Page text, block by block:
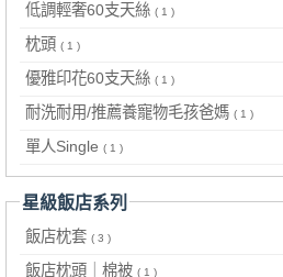
低調輕奢60支天絲 ( 1 )
枕頭 ( 1 )
優雅印花60支天絲 ( 1 )
耐洗耐用/推薦養寵物毛孩爸媽 ( 1 )
單人Single ( 1 )
星級飯店系列
飯店枕套 ( 3 )
飯店枕頭｜棉被 ( 1 )